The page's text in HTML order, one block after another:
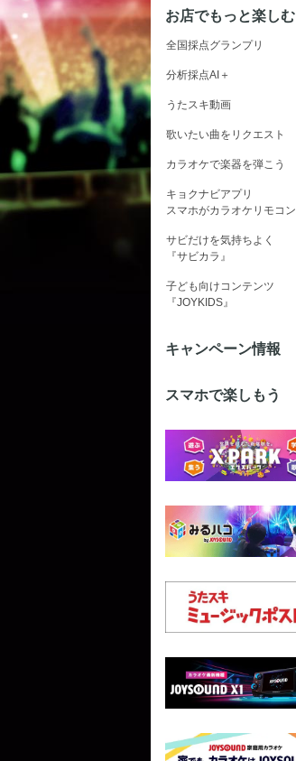
お店でもっと楽しむ
全国採点グランプリ
分析採点AI＋
うたスキ動画
歌いたい曲をリクエスト
カラオケで楽器を弾こう
キョクナビアプリ
スマホがカラオケリモコン
サビだけを気持ちよく
『サビカラ』
子ども向けコンテンツ
『JOYKIDS』
キャンペーン情報
スマホで楽しもう